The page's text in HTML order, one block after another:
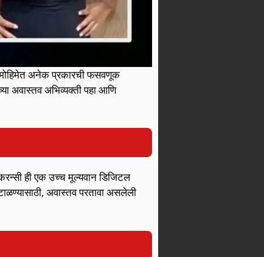
अनेक प्रकारची फसवणूक
अवास्तव अभिव्यक्ती पहा आणि
ही एक उच्च मूल्यवान डिजिटल
अवास्तव परतावा असलेली